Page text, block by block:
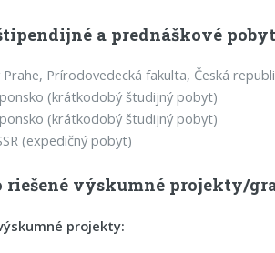
a prednáškové
Prírodovedecká fakulta, Česká
(krátkodobý študijný pobyt)
(krátkodobý študijný pobyt)
(expedičný pobyt)
riešené výskumné projekty/
projekty: